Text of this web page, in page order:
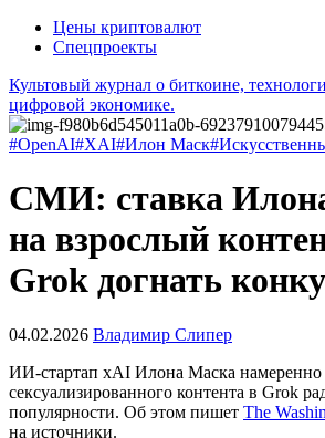
Цены криптовалют
Спецпроекты
Культовый журнал о биткоине,
цифровой экономике.
#OpenAI#XAI#Илон Маск
СМИ: ставка
на взрослый
Grok догнать
04.02.2026 Владимир Слипер
ИИ-стартап xAI Илона Маска намеренно
сексуализированного контента в Grok
популярности. Об этом пишет The
на источники.